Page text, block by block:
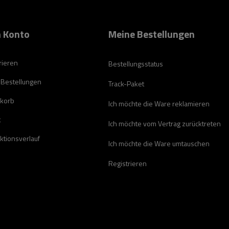
Konto Meine Bestellungen
Bestellungsstatus
Track-Paket
Ich möchte die Ware reklamieren
Ich möchte vom Vertrag zurücktreten
Ich möchte die Ware umtauschen
Registrieren